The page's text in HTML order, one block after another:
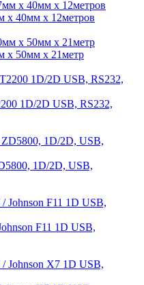
x 40мм х 12метров
x 50мм х 21метр
1D/2D USB, RS232,
1D/2D, USB,
F11 1D USB,